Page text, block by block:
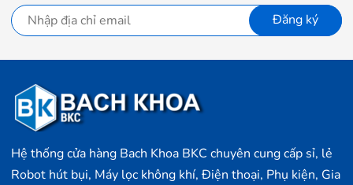
Đăng ký
Hệ thống cửa hàng Bach Khoa BKC chuyên cung cấp sỉ, lẻ
Robot hút bụi, Máy lọc không khí, Điện thoại, Phụ kiện, Gia